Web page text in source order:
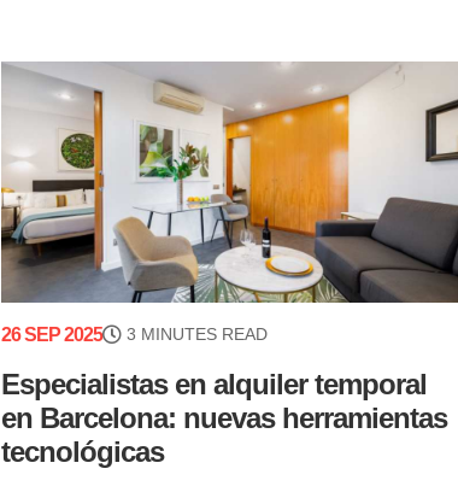
26 SEP 2025 3 MINUTES READ
Especialistas en alquiler temporal
en Barcelona: nuevas herramientas
tecnológicas